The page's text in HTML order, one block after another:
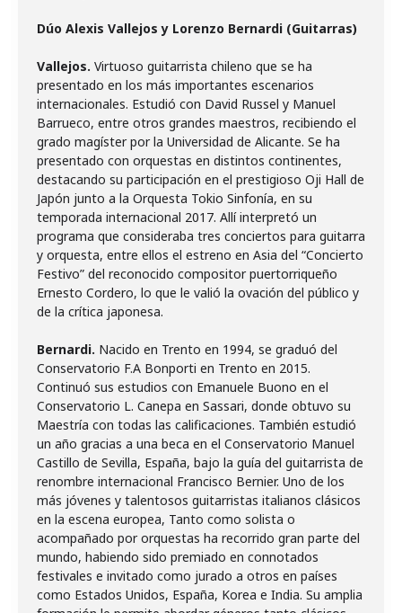
Dúo Alexis Vallejos y Lorenzo Bernardi (Guitarras)
Vallejos. Virtuoso guitarrista chileno que se ha
presentado en los más importantes escenarios
internacionales. Estudió con David Russel y Manuel
Barrueco, entre otros grandes maestros, recibiendo el
grado magíster por la Universidad de Alicante. Se ha
presentado con orquestas en distintos continentes,
destacando su participación en el prestigioso Oji Hall de
Japón junto a la Orquesta Tokio Sinfonía, en su
temporada internacional 2017. Allí interpretó un
programa que consideraba tres conciertos para guitarra
y orquesta, entre ellos el estreno en Asia del “Concierto
Festivo” del reconocido compositor puertorriqueño
Ernesto Cordero, lo que le valió la ovación del público y
de la crítica japonesa.
Bernardi. Nacido en Trento en 1994, se graduó del
Conservatorio F.A Bonporti en Trento en 2015.
Continuó sus estudios con Emanuele Buono en el
Conservatorio L. Canepa en Sassari, donde obtuvo su
Maestría con todas las calificaciones. También estudió
un año gracias a una beca en el Conservatorio Manuel
Castillo de Sevilla, España, bajo la guía del guitarrista de
renombre internacional Francisco Bernier. Uno de los
más jóvenes y talentosos guitarristas italianos clásicos
en la escena europea, Tanto como solista o
acompañado por orquestas ha recorrido gran parte del
mundo, habiendo sido premiado en connotados
festivales e invitado como jurado a otros en países
como Estados Unidos, España, Korea e India. Su amplia